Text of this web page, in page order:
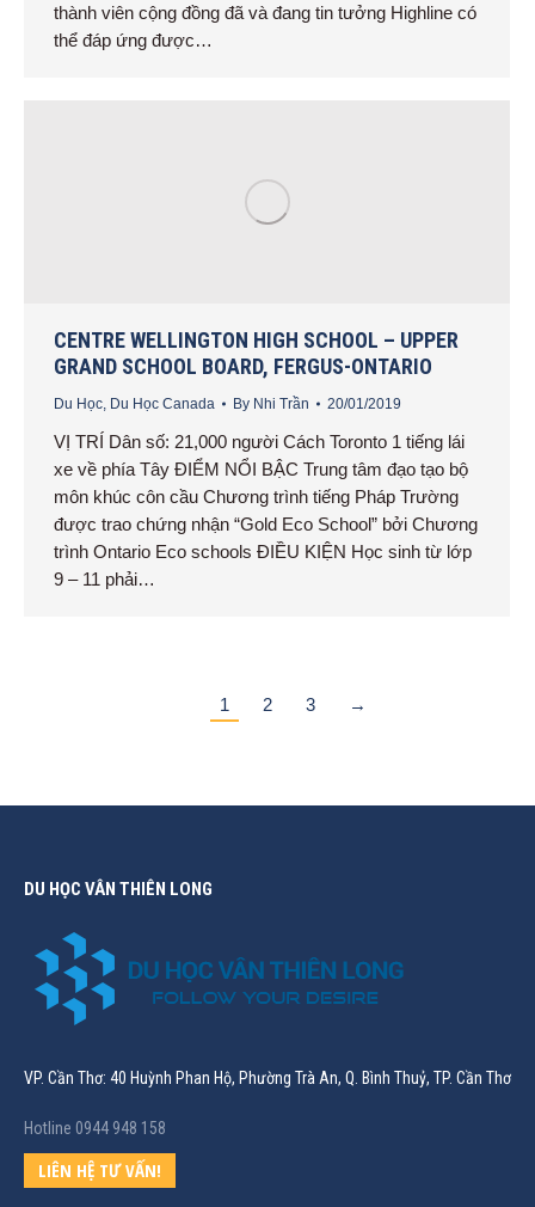
thành viên cộng đồng đã và đang tin tưởng Highline có
thể đáp ứng được…
CENTRE WELLINGTON HIGH SCHOOL – UPPER
GRAND SCHOOL BOARD, FERGUS-ONTARIO
Du Học, Du Học Canada By Nhi Trần 20/01/2019
VỊ TRÍ Dân số: 21,000 người Cách Toronto 1 tiếng lái
xe về phía Tây ĐIỂM NỔI BẬC Trung tâm đạo tạo bộ
môn khúc côn cầu Chương trình tiếng Pháp Trường
được trao chứng nhận “Gold Eco School” bởi Chương
trình Ontario Eco schools ĐIỀU KIỆN Học sinh từ lớp
9 – 11 phải…
1 2 3 →
DU HỌC VÂN THIÊN LONG
VP. Cần Thơ: 40 Huỳnh Phan Hộ, Phường Trà An, Q. Bình Thuỷ, TP. Cần Thơ
Hotline 0944 948 158
LIÊN HỆ TƯ VẤN!